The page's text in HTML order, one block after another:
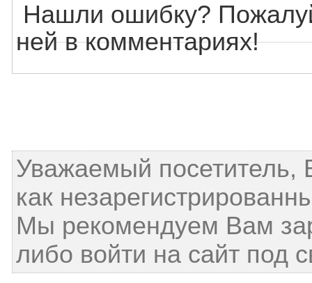
Нашли ошибку?
ней в комментариях!
Уважаемый посетитель,
как
Мы рекомендуем Вам
либо войти на сайт под